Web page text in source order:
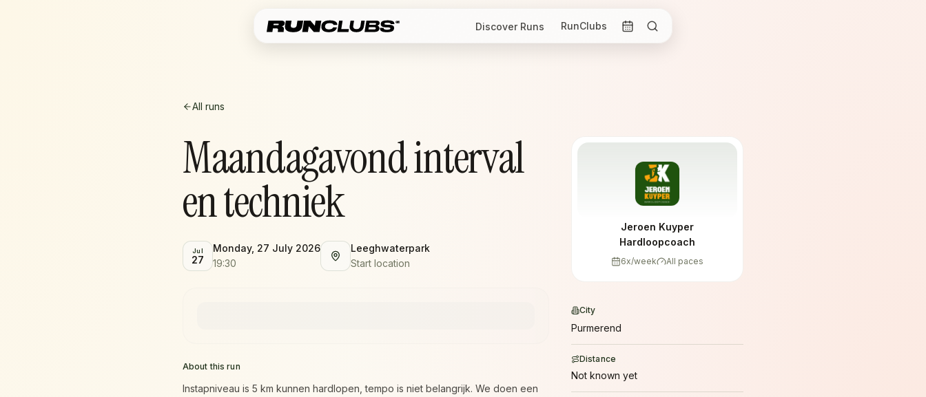
Discover Runs RunClubs
All runs
Maandagavond interval
en techniek
Jul
27
Monday, 27 July 2026
19:30
Leeghwaterpark
Start location
About this run
Instapniveau is 5 km kunnen hardlopen, tempo is niet belangrijk. We doen een
Jeroen Kuyper
Hardloopcoach
6x/week All paces
City
Purmerend
Distance
Not known yet